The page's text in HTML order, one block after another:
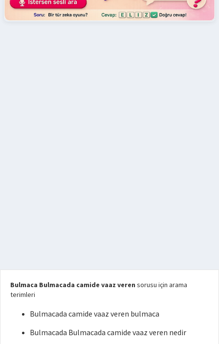
Bulmaca Bulmacada camide vaaz veren sorusu için arama
terimleri
Bulmacada camide vaaz veren bulmaca
Bulmacada Bulmacada camide vaaz veren nedir